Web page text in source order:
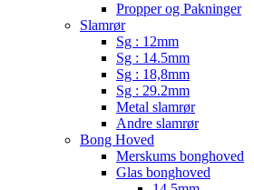
Propper og Pakninger
Slamrør
Sg : 12mm
Sg : 14.5mm
Sg : 18,8mm
Sg : 29.2mm
Metal slamrør
Andre slamrør
Bong Hoved
Merskums bonghoved
Glas bonghoved